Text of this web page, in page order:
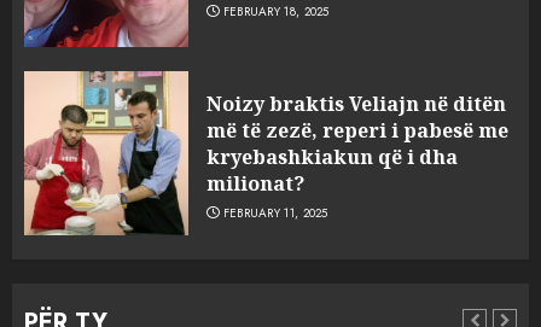
FEBRUARY 18, 2025
Noizy braktis Veliajn në ditën
më të zezë, reperi i pabesë me
kryebashkiakun që i dha
milionat?
FEBRUARY 11, 2025
3
sulmuan “One Albania”,
ngjarja u fsheh. A u vodhën
serverat?
MARCH 25, 2025